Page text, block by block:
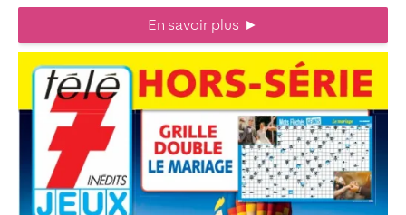
En savoir plus ►